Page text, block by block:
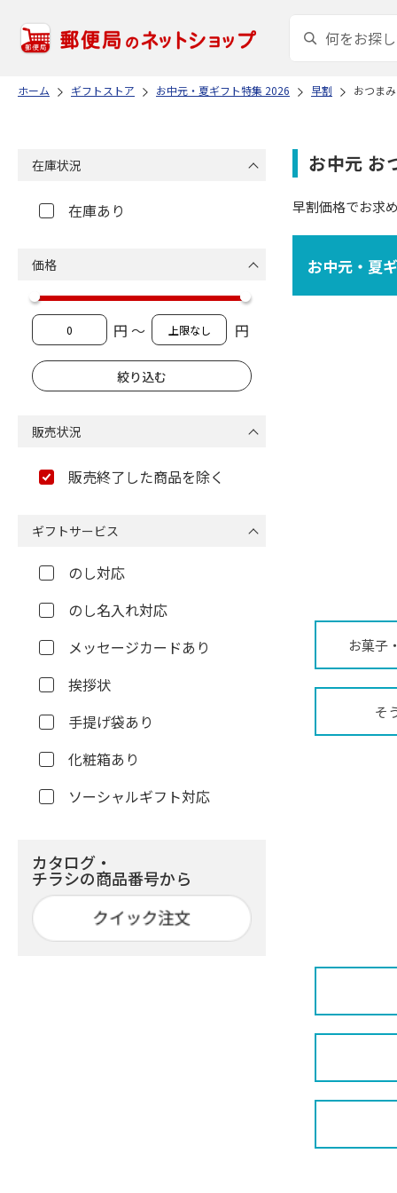
ホーム ギフトストア お中元・夏ギフト特集 2026 早割 おつま
お中元 お
早割価格でお求
お中元・夏
お菓子
そ
在庫状況
在庫あり
価格
円 ～ 円
販売状況
販売終了した商品を除く
ギフトサービス
のし対応
のし名入れ対応
メッセージカードあり
挨拶状
手提げ袋あり
化粧箱あり
ソーシャルギフト対応
カタログ・
チラシの商品番号から